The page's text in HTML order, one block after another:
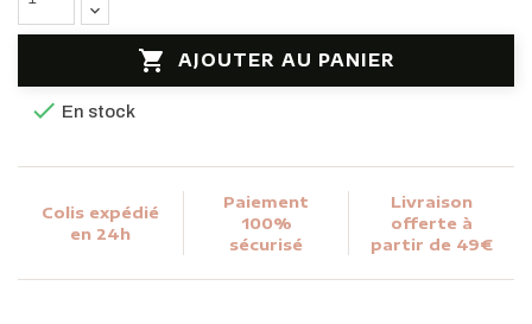
 AJOUTER AU PANIER
 En stock
Colis expédié
en 24h
Paiement
100%
sécurisé
Livraison
offerte à
partir de 49€